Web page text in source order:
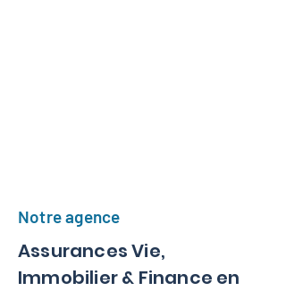
Notre agence
Assurances Vie,
Immobilier & Finance en